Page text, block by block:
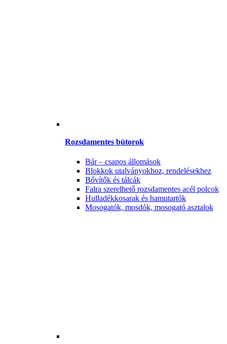
Rozsdamentes bútorok
Bár – csapos állomások
Blokkok utalványokhoz, rendelésekhez
Bővítők és tálcák
Falra szerelhető rozsdamentes acél polcok
Hulladékkosarak és hamutartók
Mosogatók, mosdók, mosogató asztalok